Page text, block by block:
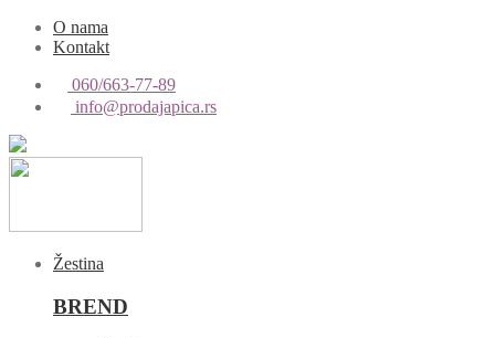
O nama
Kontakt
060/663-77-89
info@prodajapica.rs
Žestina
BREND